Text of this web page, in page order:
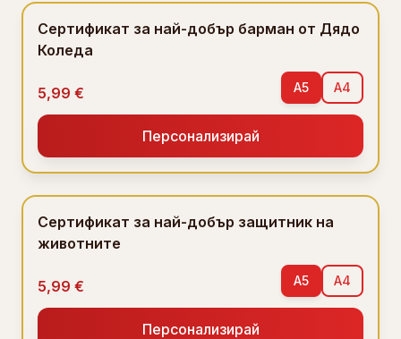
Сертификат за най-добър барман от Дядо
Коледа
5,99 € A5 A4
Персонализирай
Сертификат за най-добър защитник на
животните
5,99 € A5 A4
Персонализирай